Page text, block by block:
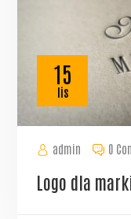
admin
15
lis
0
Logo dla